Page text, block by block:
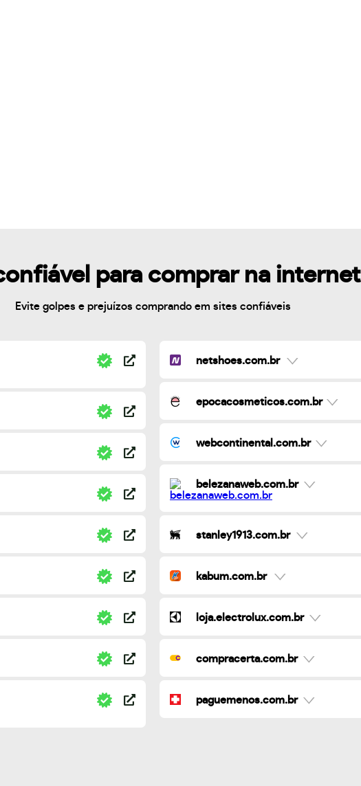
para comprar na internet
Evite golpes e prejuízos comprando em sites confiáveis
netshoes.com.br
epocacosmeticos.com.br
webcontinental.com.br
belezanaweb.com.br
stanley1913.com.br
kabum.com.br
loja.electrolux.com.br
compracerta.com.br
paguemenos.com.br